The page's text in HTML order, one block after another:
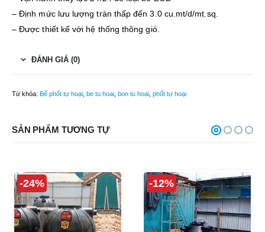
– Định mức lưu lượng tràn thấp đến 3.0 cu.mt/d/mt.sq.
– Được thiết kế với hệ thống thông gió.
ĐÁNH GIÁ (0)
Từ khóa: Bể phốt tự hoại, be tu hoai, bon tu hoai, phốt tự hoại
SẢN PHẨM TƯƠNG TỰ
-24% -12%